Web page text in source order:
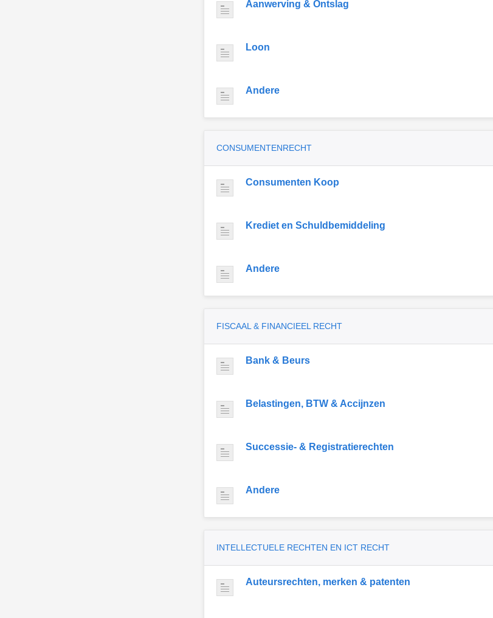
Aanwerving & Ontslag
Loon
Andere
CONSUMENTENRECHT
Consumenten Koop
Krediet en Schuldbemiddeling
Andere
FISCAAL & FINANCIEEL RECHT
Bank & Beurs
Belastingen, BTW & Accijnzen
Successie- & Registratierechten
Andere
INTELLECTUELE RECHTEN EN ICT RECHT
Auteursrechten, merken & patenten